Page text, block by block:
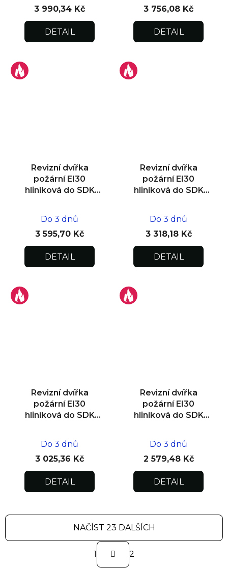
3 990,34 Kč
DETAIL
3 756,08 Kč
DETAIL
Revizní dvířka
požární EI30
hliníková do SDK
Do 3 dnů
3 595,70 Kč
DETAIL
Revizní dvířka
požární EI30
hliníková do SDK
Do 3 dnů
3 318,18 Kč
DETAIL
Revizní dvířka
požární EI30
hliníková do SDK
Do 3 dnů
3 025,36 Kč
DETAIL
Revizní dvířka
požární EI30
hliníková do SDK
Do 3 dnů
2 579,48 Kč
DETAIL
NAČÍST 23 DALŠÍCH
S
t
r
1 2